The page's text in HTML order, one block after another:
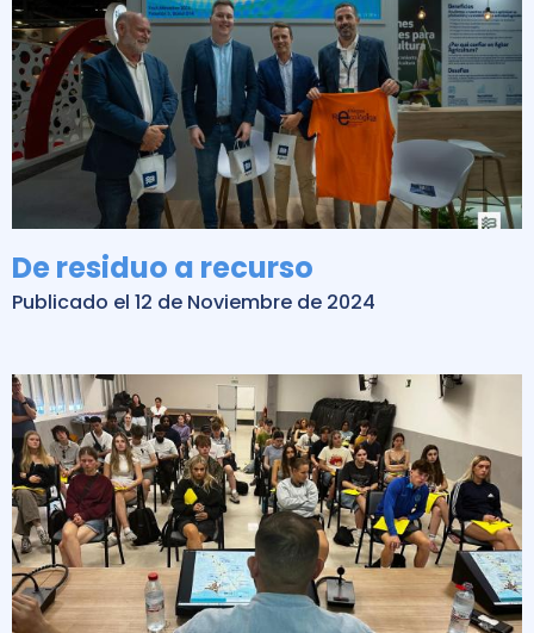
De residuo a recurso
Publicado el 12 de Noviembre de 2024